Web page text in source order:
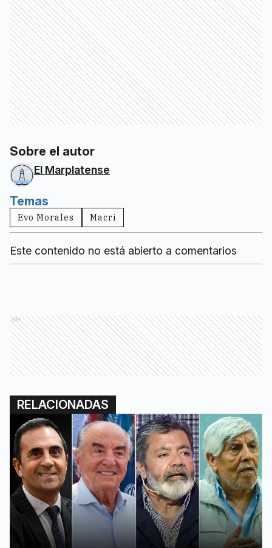
Sobre el autor
El Marplatense
Temas
Evo Morales Macri
Este contenido no está abierto a comentarios
Ads
RELACIONADAS